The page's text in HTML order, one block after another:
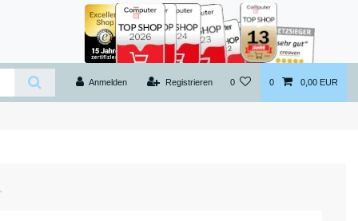
Anmelden Registrieren 0 0 0,00 EUR